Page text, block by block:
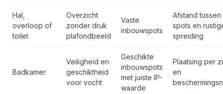
Hal,
overloop of
toilet
Overzicht
zonder druk
plafondbeeld
Vaste
inbouwspots
Afstand
spots en
spreiding
Badkamer
Veiligheid en
geschiktheid
voor vocht
Geschikte
inbouwspots
met juiste IP-
waarde
Plaatsing per
en